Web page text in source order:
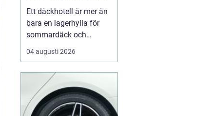
hjul
Ett däckhotell är mer än
bara en lagerhylla för
sommardäck och
vinterdäck. För bilägare i
Örebro kan rätt förvaring
säkra mil på vägen och
onödigt slitage som
leder till dyra byten i
04 augusti 2026